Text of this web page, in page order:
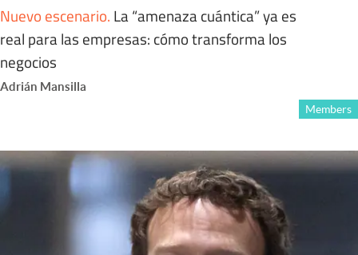
Nuevo escenario. La “amenaza cuántica” ya es
real para las empresas: cómo transforma los
negocios
Adrián Mansilla
Members